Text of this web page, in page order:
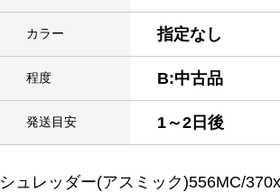
カラー 指定なし
程度 B:中古品
発送目安 1～2日後
シュレッダー(アスミック)556MC/